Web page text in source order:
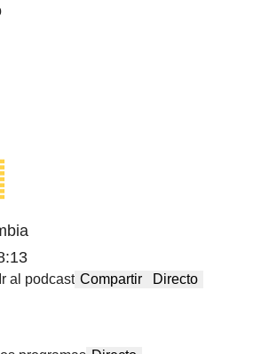
Ir al podcast Compartir Directo